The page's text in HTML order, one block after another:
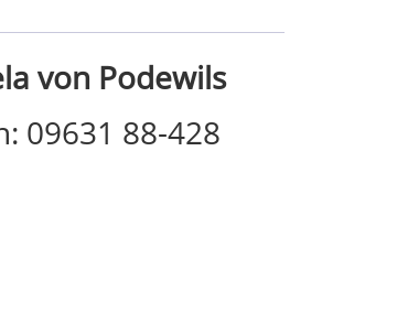
von Podewils
09631 88-428